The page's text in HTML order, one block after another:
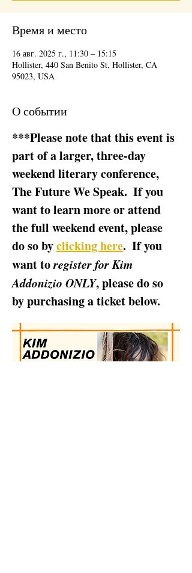
Время и место
16 авг. 2025 г., 11:30 – 15:15
Hollister, 440 San Benito St, Hollister, CA
95023, USA
О событии
***Please note that this event is
part of a larger, three-day
weekend literary conference,
The Future We Speak.  If you
want to learn more or attend
the full weekend event, please
do so by clicking here.  If you
want to register for Kim
Addonizio ONLY, please do so
by purchasing a ticket below.